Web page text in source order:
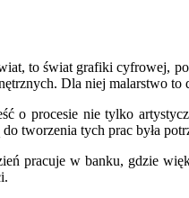
to świat grafiki cyfrowej,
Dla niej malarstwo
o procesie nie tylko
tworzenia tych prac była
pracuje w banku, gdzie